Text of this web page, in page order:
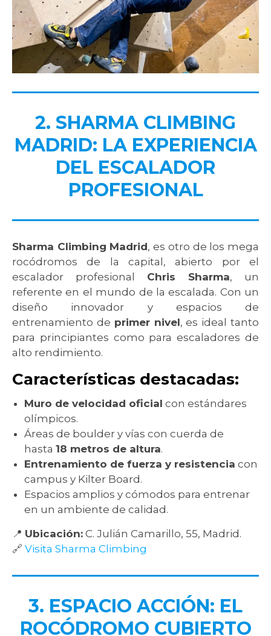
2. SHARMA CLIMBING
MADRID: LA EXPERIENCIA
DEL ESCALADOR
PROFESIONAL
Sharma Climbing Madrid, es otro de los mega
rocódromos de la capital, abierto por el
escalador profesional Chris Sharma, un
referente en el mundo de la escalada. Con un
diseño innovador y espacios de
entrenamiento de primer nivel, es ideal tanto
para principiantes como para escaladores de
alto rendimiento.
Características destacadas:
Muro de velocidad oficial con estándares
olímpicos.
Áreas de boulder y vías con cuerda de
hasta 18 metros de altura.
Entrenamiento de fuerza y resistencia con
campus y Kilter Board.
Espacios amplios y cómodos para entrenar
en un ambiente de calidad.
📍 Ubicación: C. Julián Camarillo, 55, Madrid.
🔗 Visita Sharma Climbing
3. ESPACIO ACCIÓN: EL
ROCÓDROMO CUBIERTO